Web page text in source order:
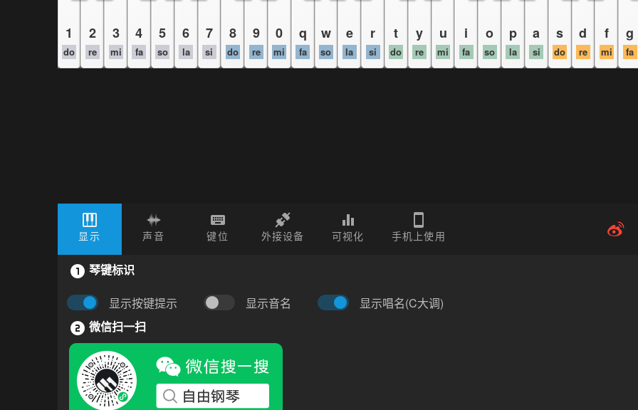
1
do
2
re
3
mi
4
fa
5
so
6
la
7
si
8
do
9
re
0
mi
q
fa
w
so
e
la
r
si
t
do
y
re
u
mi
i
fa
o
so
p
la
a
si
s
do
d
re
f
mi
g
fa
显示 声音 键位 外接设备 可视化 手机上使用
琴键标识
显示按键提示 显示音名 显示唱名(C大调)
微信扫一扫